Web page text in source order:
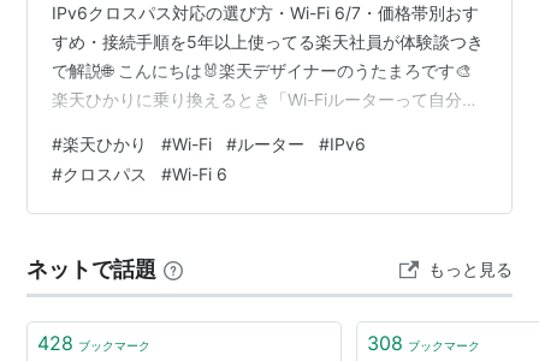
IPv6クロスパス対応の選び方・Wi-Fi 6/7・価格帯別おす
すめ・接続手順を5年以上使ってる楽天社員が体験談つき
で解説🌐 こんにちは🐰楽天デザイナーのうたまろです🎨
楽天ひかりに乗り換えるとき「Wi-Fiルーターって自分で
よね💡 うたまろも引越しで楽天ひかりに変えたときルー
ター選びで結構悩みました。 当時の体験もまじえつつ
2026年最新の選び方をコンパクトにまとめました📡 📢
で。 最大14,000ptもらえます🎁セット割と合わせる…
#楽天ひかり #Wi-Fi #ルーター #IPv6
#クロスパス #Wi-Fi 6
ネットで話題 もっと見る
428 ブックマーク 308 ブックマーク